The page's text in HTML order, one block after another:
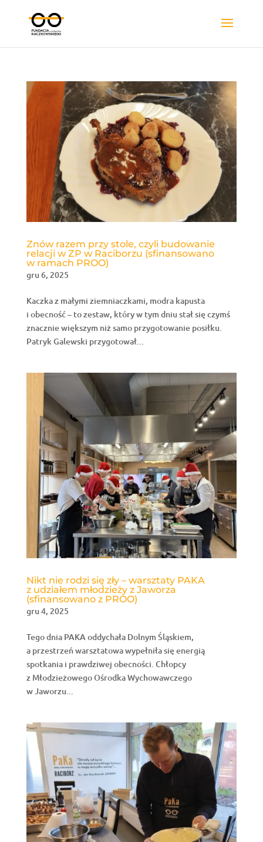
Znów razem przy stole, czyli budowanie
relacji w ZP w Raciborzu (sfinansowano
w ramach PROO)
gru 6, 2025
Kaczka z małymi ziemniaczkami, modra kapusta
i obecność – to zestaw, który w tym dniu stał się czymś
znacznie większym niż samo przygotowanie posiłku.
Patryk Galewski przygotował...
Nikt nie rodzi się zły – warsztaty PAKA
z udziałem młodzieży z Jaworza
(sfinansowano z PROO)
gru 4, 2025
Tego dnia PAKA oddychała Dolnym Śląskiem,
a przestrzeń warsztatowa wypełniła się energią
spotkania i prawdziwej obecności. Chłopcy
z Młodzieżowego Ośrodka Wychowawczego
w Jaworzu...